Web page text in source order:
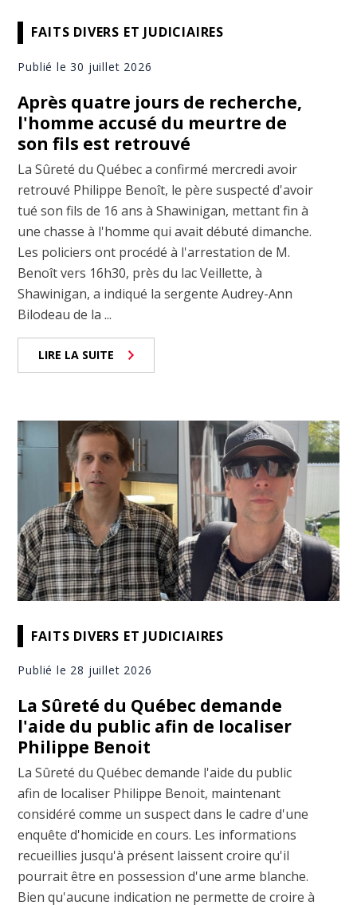
FAITS DIVERS ET JUDICIAIRES
Publié le 30 juillet 2026
Après quatre jours de recherche,
l'homme accusé du meurtre de
son fils est retrouvé
La Sûreté du Québec a confirmé mercredi avoir
retrouvé Philippe Benoît, le père suspecté d'avoir
tué son fils de 16 ans à Shawinigan, mettant fin à
une chasse à l'homme qui avait débuté dimanche.
Les policiers ont procédé à l'arrestation de M.
Benoît vers 16h30, près du lac Veillette, à
Shawinigan, a indiqué la sergente Audrey-Ann
Bilodeau de la ...
LIRE LA SUITE
FAITS DIVERS ET JUDICIAIRES
Publié le 28 juillet 2026
La Sûreté du Québec demande
l'aide du public afin de localiser
Philippe Benoit
La Sûreté du Québec demande l'aide du public
afin de localiser Philippe Benoit, maintenant
considéré comme un suspect dans le cadre d'une
enquête d'homicide en cours. Les informations
recueillies jusqu'à présent laissent croire qu'il
pourrait être en possession d'une arme blanche.
Bien qu'aucune indication ne permette de croire à